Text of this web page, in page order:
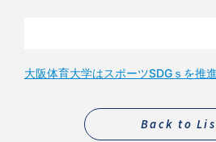
大阪体育大学はスポーツSDGｓを推
Back to